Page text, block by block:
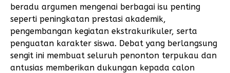
beradu argumen mengenai berbagai isu penting
seperti peningkatan prestasi akademik,
pengembangan kegiatan ekstrakurikuler, serta
penguatan karakter siswa. Debat yang berlangsung
sengit ini membuat seluruh penonton terpukau dan
antusias memberikan dukungan kepada calon